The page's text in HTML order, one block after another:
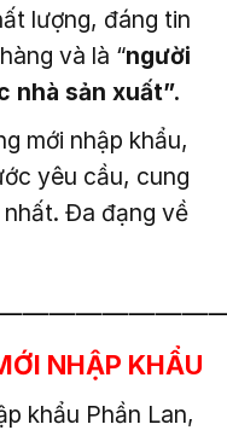
lượng, đáng tin
và là “người
nhà sản xuất”.
mới nhập khẩu,
yêu cầu, cung
Đa đạng về
NHẬP KHẨU
khẩu Phần Lan,